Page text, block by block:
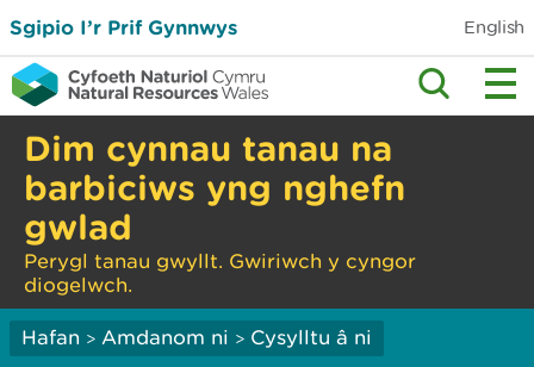
Sgipio I’r Prif Gynnwys English
Dim cynnau tanau na
barbiciws yng nghefn
gwlad
Perygl tanau gwyllt. Gwiriwch y cyngor
diogelwch.
Hafan > Amdanom ni > Cysylltu â ni